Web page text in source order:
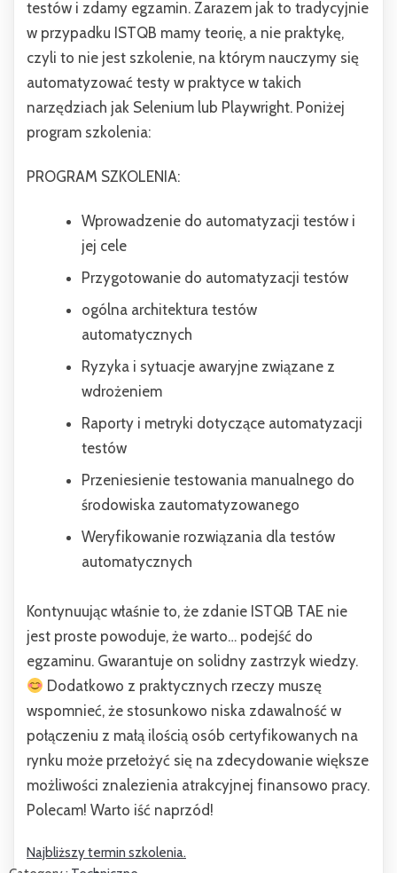
testów i zdamy egzamin. Zarazem jak to tradycyjnie
w przypadku ISTQB mamy teorię, a nie praktykę,
czyli to nie jest szkolenie, na którym nauczymy się
automatyzować testy w praktyce w takich
narzędziach jak Selenium lub Playwright. Poniżej
program szkolenia:
PROGRAM SZKOLENIA:
Wprowadzenie do automatyzacji testów i
jej cele
Przygotowanie do automatyzacji testów
ogólna architektura testów
automatycznych
Ryzyka i sytuacje awaryjne związane z
wdrożeniem
Raporty i metryki dotyczące automatyzacji
testów
Przeniesienie testowania manualnego do
środowiska zautomatyzowanego
Weryfikowanie rozwiązania dla testów
automatycznych
Kontynuując właśnie to, że zdanie ISTQB TAE nie
jest proste powoduje, że warto… podejść do
egzaminu. Gwarantuje on solidny zastrzyk wiedzy.
Dodatkowo z praktycznych rzeczy muszę
wspomnieć, że stosunkowo niska zdawalność w
połączeniu z małą ilością osób certyfikowanych na
rynku może przełożyć się na zdecydowanie większe
możliwości znalezienia atrakcyjnej finansowo pracy.
Polecam! Warto iść naprzód!
Najbliższy termin szkolenia.